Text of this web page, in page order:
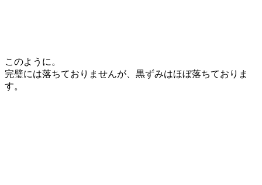
このように。
完璧には落ちておりませんが、黒ずみはほぼ落ちておりま
す。